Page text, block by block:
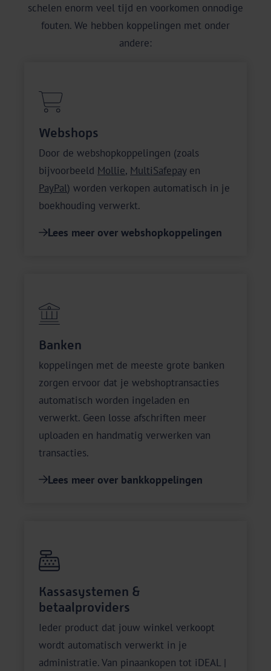
schelen enorm veel tijd en voorkomen onnodige
fouten. We hebben koppelingen met onder
andere:
Webshops
Door de webshopkoppelingen (zoals
bijvoorbeeld Mollie, MultiSafepayen
PayPal) worden verkopen automatisch in je
boekhouding verwerkt.
Lees meer over webshopkoppelingen
Banken
koppelingen met de meeste grote banken
zorgen ervoor dat je webshoptransacties
automatisch worden ingeladen en
verwerkt. Geen losse afschriften meer
uploaden en handmatig verwerken van
transacties.
Lees meer over bankkoppelingen
Kassasystemen &
betaalproviders
Ieder product dat jouw winkel verkoopt
wordt automatisch verwerkt in je
administratie. Van pinaankopen tot iDEAL |